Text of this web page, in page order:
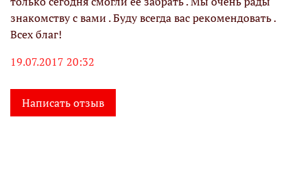
знакомству с вами . Буду всегда вас рекомендовать .
Всех благ!
19.07.2017 20:32
Написать отзыв